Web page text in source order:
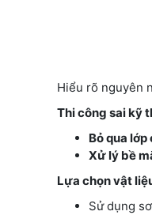
Hiểu rõ nguyên
Thi công sai kỹ
Bỏ qua
Xử lý bề
Lựa chọn vật
Sử dụng